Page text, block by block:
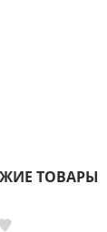
ТОВАРЫ